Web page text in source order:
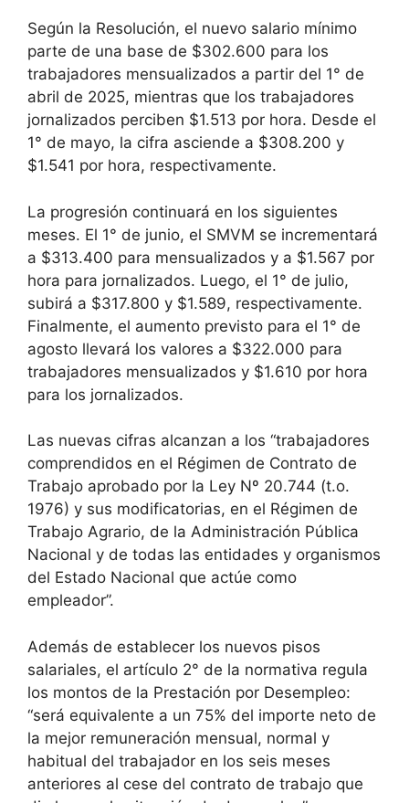
Según la Resolución, el nuevo salario mínimo
parte de una base de $302.600 para los
trabajadores mensualizados a partir del 1° de
abril de 2025, mientras que los trabajadores
jornalizados perciben $1.513 por hora. Desde el
1° de mayo, la cifra asciende a $308.200 y
$1.541 por hora, respectivamente.
La progresión continuará en los siguientes
meses. El 1° de junio, el SMVM se incrementará
a $313.400 para mensualizados y a $1.567 por
hora para jornalizados. Luego, el 1° de julio,
subirá a $317.800 y $1.589, respectivamente.
Finalmente, el aumento previsto para el 1° de
agosto llevará los valores a $322.000 para
trabajadores mensualizados y $1.610 por hora
para los jornalizados.
Las nuevas cifras alcanzan a los “trabajadores
comprendidos en el Régimen de Contrato de
Trabajo aprobado por la Ley Nº 20.744 (t.o.
1976) y sus modificatorias, en el Régimen de
Trabajo Agrario, de la Administración Pública
Nacional y de todas las entidades y organismos
del Estado Nacional que actúe como
empleador”.
Además de establecer los nuevos pisos
salariales, el artículo 2° de la normativa regula
los montos de la Prestación por Desempleo:
“será equivalente a un 75% del importe neto de
la mejor remuneración mensual, normal y
habitual del trabajador en los seis meses
anteriores al cese del contrato de trabajo que